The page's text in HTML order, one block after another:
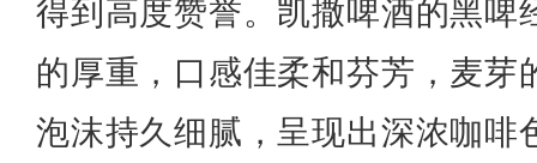
得到高度赞誉。凯撒啤酒的黑啤
的厚重，口感佳柔和芬芳，麦芽
泡沫持久细腻，呈现出深浓咖啡